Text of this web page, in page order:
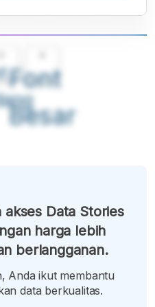
Font
Besar
Data Stories
harga lebih
berlangganan.
Anda ikut membantu
data berkualitas.